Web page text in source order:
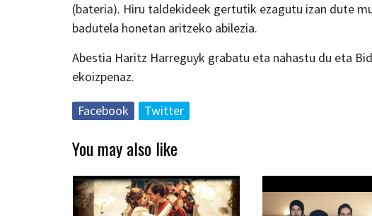
(bateria). Hiru taldekideek gertutik ezagutu izan dute
badutela honetan aritzeko abilezia.
Abestia Haritz Harreguyk grabatu eta nahastu du eta
ekoizpenaz.
Facebook Twitter
You may also like